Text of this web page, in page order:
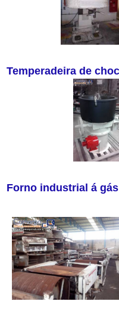
Temperadeira de
Forno industrial á